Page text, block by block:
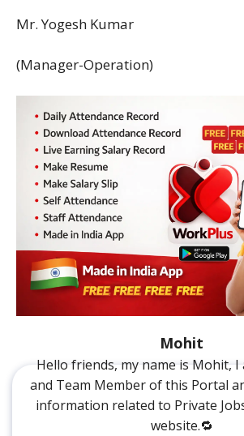
Mr. Yogesh Kumar
(Manager-Operation)
Mohit
Hello friends, my name is Mohit,
and Team Member of this Portal
information related to Private
website.🔁